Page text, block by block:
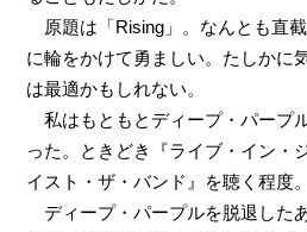
原題は「Rising」。なんとも直
に輪をかけて勇ましい。たしかに
は最適かもしれない。
私はもともとディープ・パープ
った。ときどき『ライブ・イン・
イスト・ザ・バンド』を聴く程度。
ディープ・パープルを脱退した